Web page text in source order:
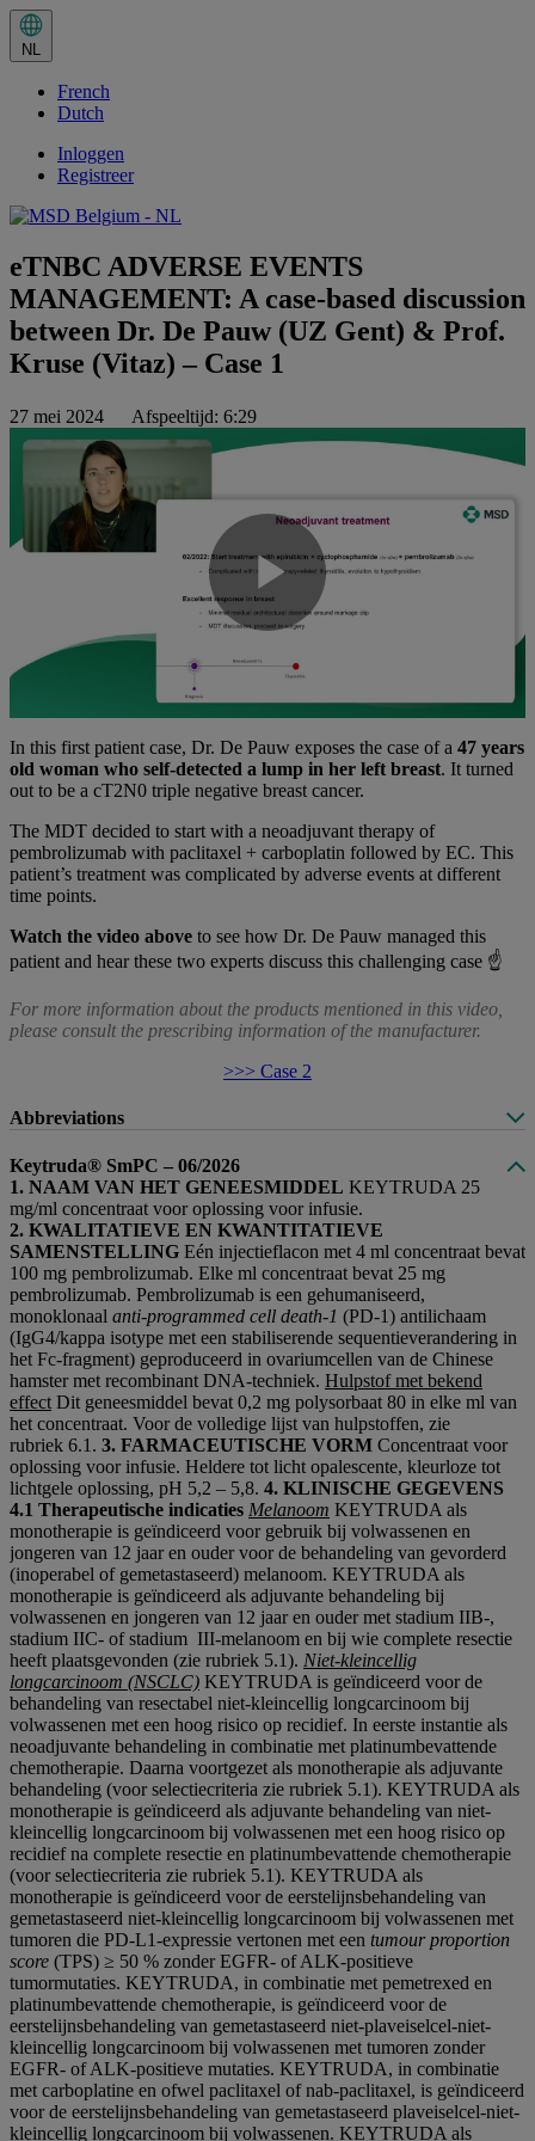
Huidige
taal:
NL.
het
NL
French
Dutch
Inloggen
Registreer
eTNBC ADVERSE EVENTS
MANAGEMENT: A case-based discussion
between Dr. De Pauw (UZ Gent) & Prof.
Kruse (Vitaz) – Case 1
27 mei 2024 Afspeeltijd: 6:29
Play
Video
In this first patient case, Dr. De Pauw exposes the case of a 47 years
old woman who self-detected a lump in her left breast. It turned
out to be a cT2N0 triple negative breast cancer.
The MDT decided to start with a neoadjuvant therapy of
pembrolizumab with paclitaxel + carboplatin followed by EC. This
patient’s treatment was complicated by adverse events at different
time points.
Watch the video above to see how Dr. De Pauw managed this
patient and hear these two experts discuss this challenging case ☝️
For more information about the products mentioned in this video,
please consult the prescribing information of the manufacturer.
>>> Case 2
Abbreviations
Keytruda® SmPC – 06/2026
1. NAAM VAN HET GENEESMIDDEL KEYTRUDA 25
mg/ml concentraat voor oplossing voor infusie.
2. KWALITATIEVE EN KWANTITATIEVE
SAMENSTELLING Eén injectieflacon met 4 ml concentraat bevat
100 mg pembrolizumab. Elke ml concentraat bevat 25 mg
pembrolizumab. Pembrolizumab is een gehumaniseerd,
monoklonaal anti‑programmed cell death‑1 (PD‑1) antilichaam
(IgG4/kappa isotype met een stabiliserende sequentieverandering in
het Fc‑fragment) geproduceerd in ovariumcellen van de Chinese
hamster met recombinant DNA-techniek. Hulpstof met bekend
effect Dit geneesmiddel bevat 0,2 mg polysorbaat 80 in elke ml van
het concentraat. Voor de volledige lijst van hulpstoffen, zie
rubriek 6.1. 3. FARMACEUTISCHE VORM Concentraat voor
oplossing voor infusie. Heldere tot licht opalescente, kleurloze tot
lichtgele oplossing, pH 5,2 – 5,8. 4. KLINISCHE GEGEVENS
4.1 Therapeutische indicaties Melanoom KEYTRUDA als
monotherapie is geïndiceerd voor gebruik bij volwassenen en
jongeren van 12 jaar en ouder voor de behandeling van gevorderd
(inoperabel of gemetastaseerd) melanoom. KEYTRUDA als
monotherapie is geïndiceerd als adjuvante behandeling bij
volwassenen en jongeren van 12 jaar en ouder met stadium IIB-,
stadium IIC- of stadium III-melanoom en bij wie complete resectie
heeft plaatsgevonden (zie rubriek 5.1). Niet-kleincellig
longcarcinoom (NSCLC) KEYTRUDA is geïndiceerd voor de
behandeling van resectabel niet-kleincellig longcarcinoom bij
volwassenen met een hoog risico op recidief. In eerste instantie als
neoadjuvante behandeling in combinatie met platinumbevattende
chemotherapie. Daarna voortgezet als monotherapie als adjuvante
behandeling (voor selectiecriteria zie rubriek 5.1). KEYTRUDA als
monotherapie is geïndiceerd als adjuvante behandeling van niet-
kleincellig longcarcinoom bij volwassenen met een hoog risico op
recidief na complete resectie en platinumbevattende chemotherapie
(voor selectiecriteria zie rubriek 5.1). KEYTRUDA als
monotherapie is geïndiceerd voor de eerstelijnsbehandeling van
gemetastaseerd niet-kleincellig longcarcinoom bij volwassenen met
tumoren die PD-L1-expressie vertonen met een tumour proportion
score (TPS) ≥ 50 % zonder EGFR- of ALK-positieve
tumormutaties. KEYTRUDA, in combinatie met pemetrexed en
platinumbevattende chemotherapie, is geïndiceerd voor de
eerstelijnsbehandeling van gemetastaseerd niet-plaveiselcel-niet-
kleincellig longcarcinoom bij volwassenen met tumoren zonder
EGFR- of ALK-positieve mutaties. KEYTRUDA, in combinatie
met carboplatine en ofwel paclitaxel of nab-paclitaxel, is geïndiceerd
voor de eerstelijnsbehandeling van gemetastaseerd plaveiselcel-niet-
kleincellig longcarcinoom bij volwassenen. KEYTRUDA als